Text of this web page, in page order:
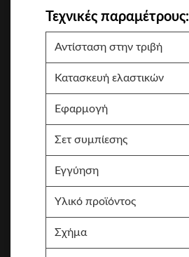
Τεχνικές παραμέτρους:
Αντίσταση στην τριβή
Κατασκευή ελαστικών
Εφαρμογή
Σετ συμπίεσης
Εγγύηση
Υλικό προϊόντος
Σχήμα